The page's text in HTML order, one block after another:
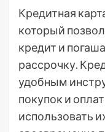
Кредитная
который
кредит и
рассрочку.
удобным
покупок и
использовать